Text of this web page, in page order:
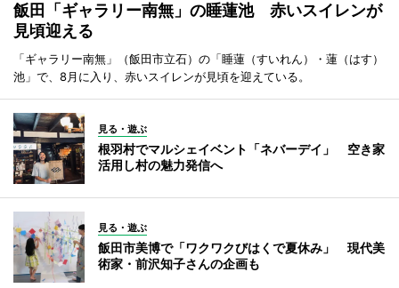
飯田「ギャラリー南無」の睡蓮池 赤いスイレンが
見頃迎える
「ギャラリー南無」（飯田市立石）の「睡蓮（すいれん）・蓮（はす）
池」で、8月に入り、赤いスイレンが見頃を迎えている。
見る・遊ぶ
根羽村でマルシェイベント「ネバーデイ」 空き家
活用し村の魅力発信へ
見る・遊ぶ
飯田市美博で「ワクワクびはくで夏休み」 現代美
術家・前沢知子さんの企画も